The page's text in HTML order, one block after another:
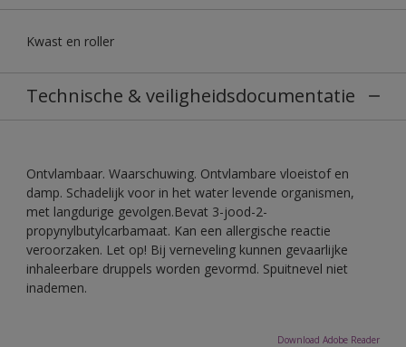
Kwast en roller
Technische & veiligheidsdocumentatie
Ontvlambaar. Waarschuwing. Ontvlambare vloeistof en
damp. Schadelijk voor in het water levende organismen,
met langdurige gevolgen.Bevat 3-jood-2-
propynylbutylcarbamaat. Kan een allergische reactie
veroorzaken. Let op! Bij verneveling kunnen gevaarlijke
inhaleerbare druppels worden gevormd. Spuitnevel niet
inademen.
Download Adobe Reader